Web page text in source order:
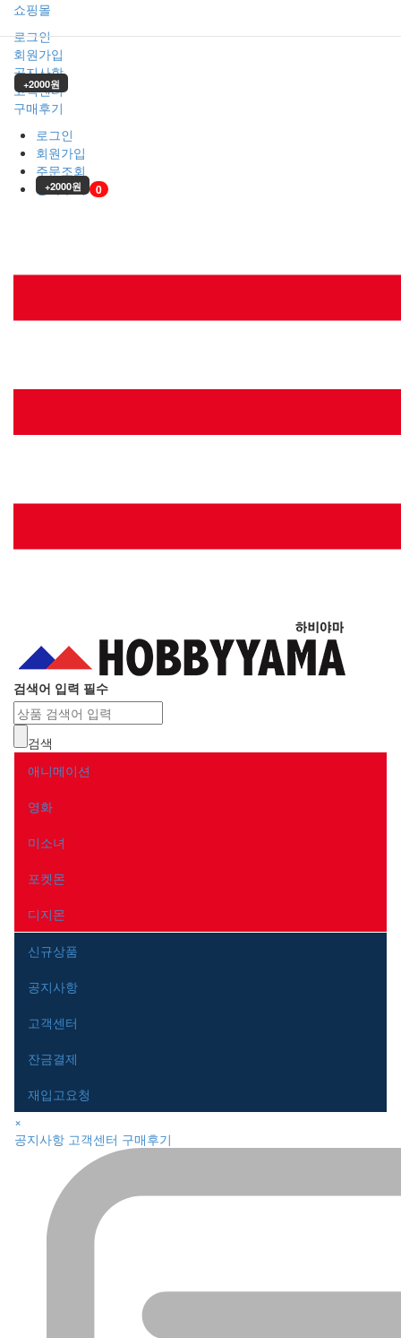
쇼핑몰
로그인
회원가입
+2000원
공지사항
고객센터
구매후기
로그인
회원가입
+2000원
주문조회
장바구니
0
검색어 입력 필수
검색
애니메이션
영화
미소녀
포켓몬
디지몬
신규상품
공지사항
고객센터
잔금결제
재입고요청
close
navigation
×
공지사항 고객센터 구매후기